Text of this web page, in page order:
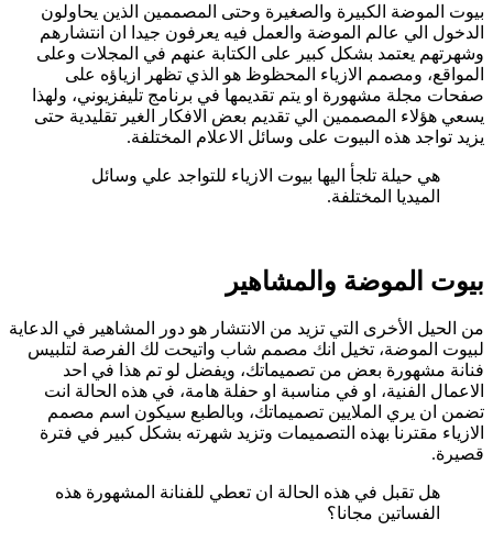
بيوت الموضة الكبيرة والصغيرة وحتى المصممين الذين يحاولون
الدخول الي عالم الموضة والعمل فيه يعرفون جيدا ان انتشارهم
وشهرتهم يعتمد بشكل كبير على الكتابة عنهم في المجلات وعلى
المواقع، ومصمم الازياء المحظوظ هو الذي تظهر ازياؤه على
صفحات مجلة مشهورة او يتم تقديمها في برنامج تليفزيوني، ولهذا
يسعي هؤلاء المصممين الي تقديم بعض الافكار الغير تقليدية حتى
يزيد تواجد هذه البيوت على وسائل الاعلام المختلفة.
هي حيلة تلجأ اليها بيوت الازياء للتواجد علي وسائل
الميديا المختلفة.
بيوت الموضة والمشاهير
من الحيل الأخرى التي تزيد من الانتشار هو دور المشاهير في الدعاية
لبيوت الموضة، تخيل انك مصمم شاب واتيحت لك الفرصة لتلبيس
فنانة مشهورة بعض من تصميماتك، ويفضل لو تم هذا في احد
الاعمال الفنية، او في مناسبة او حفلة هامة، في هذه الحالة انت
تضمن ان يري الملايين تصميماتك، وبالطبع سيكون اسم مصمم
الازياء مقترنا بهذه التصميمات وتزيد شهرته بشكل كبير في فترة
قصيرة.
هل تقبل في هذه الحالة ان تعطي للفنانة المشهورة هذه
الفساتين مجانا؟